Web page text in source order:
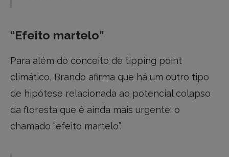
“Efeito martelo”
Para além do conceito de tipping point
climático, Brando afirma que há um outro tipo
de hipótese relacionada ao potencial colapso
da floresta que é ainda mais urgente: o
chamado “efeito martelo”.